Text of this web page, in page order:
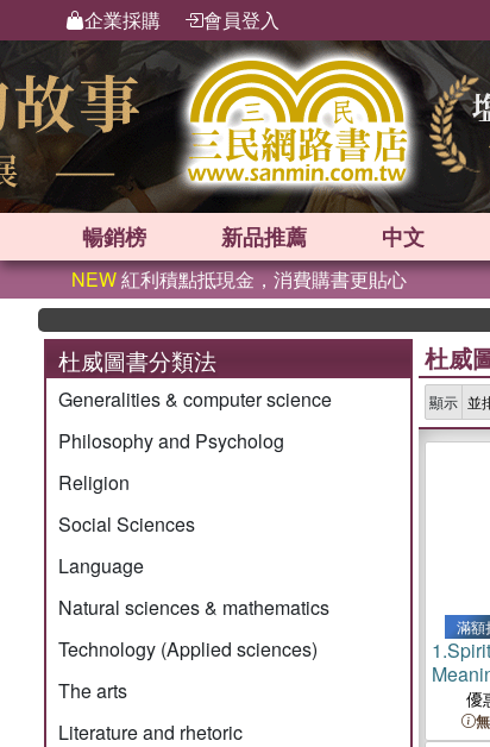
企業採購 會員登入
暢銷榜 新品推薦 中文
NEW紅利積點抵現金，消費購書更貼心
杜威圖書分類法
Generalities & computer science
Philosophy and Psycholog
Religion
Social Sciences
Language
Natural sciences & mathematics
Technology (Applied sciences)
The arts
Literature and rhetoric
杜威
顯示
滿額
1.
優